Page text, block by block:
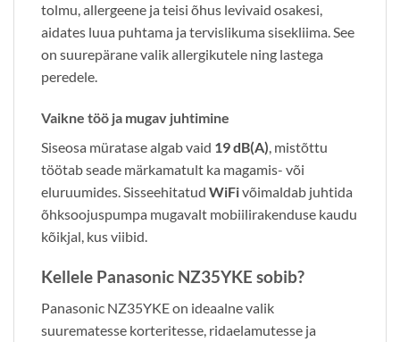
tolmu, allergeene ja teisi õhus levivaid osakesi,
aidates luua puhtama ja tervislikuma sisekliima. See
on suurepärane valik allergikutele ning lastega
peredele.
Vaikne töö ja mugav juhtimine
Siseosa müratase algab vaid 19 dB(A), mistõttu
töötab seade märkamatult ka magamis- või
eluruumides. Sisseehitatud WiFivõimaldab juhtida
õhksoojuspumpa mugavalt mobiilirakenduse kaudu
kõikjal, kus viibid.
Kellele Panasonic NZ35YKE sobib?
Panasonic NZ35YKE on ideaalne valik
suurematesse korteritesse, ridaelamutesse ja